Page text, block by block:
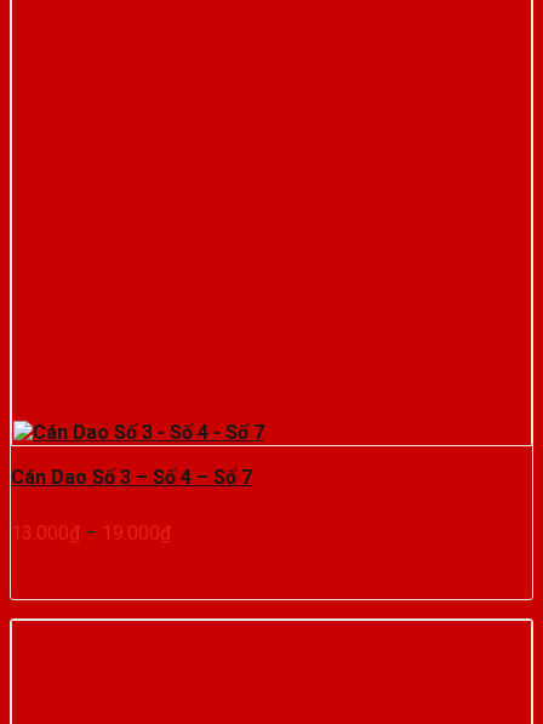
Cán Dao Số 3 – Số 4 – Số 7
13.000₫ – 19.000₫Khoảng
13.000₫
đến